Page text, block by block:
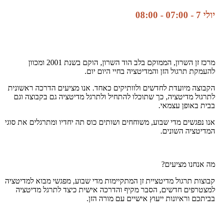
יולי 7 - 07:00 -
08:00
מרכז זן השרון, הממוקם בלב הוד השרון, הוקם בשנת 2001 ומכוון
להעמקת תרגול הזן והמדיטציה בחיי היום יום.
הקבוצה מיועדת לחדשים ולוותיקים כאחד. אנו מציעים הדרכה ראשונית
לתרגול מדיטציה, כך שתוכלו להתחיל ולתרגל מדיטציה גם בקבוצה וגם
בבית באופן עצמאי.
אנו נפגשים מדי שבוע, משוחחים ושותים כוס תה יחדיו ומתרגלים את סוגי
המדיטציה השונים.
מה אנחנו מציעים?
בביתכם וראיונות ייעוץ אישיים עם מורה הזן.